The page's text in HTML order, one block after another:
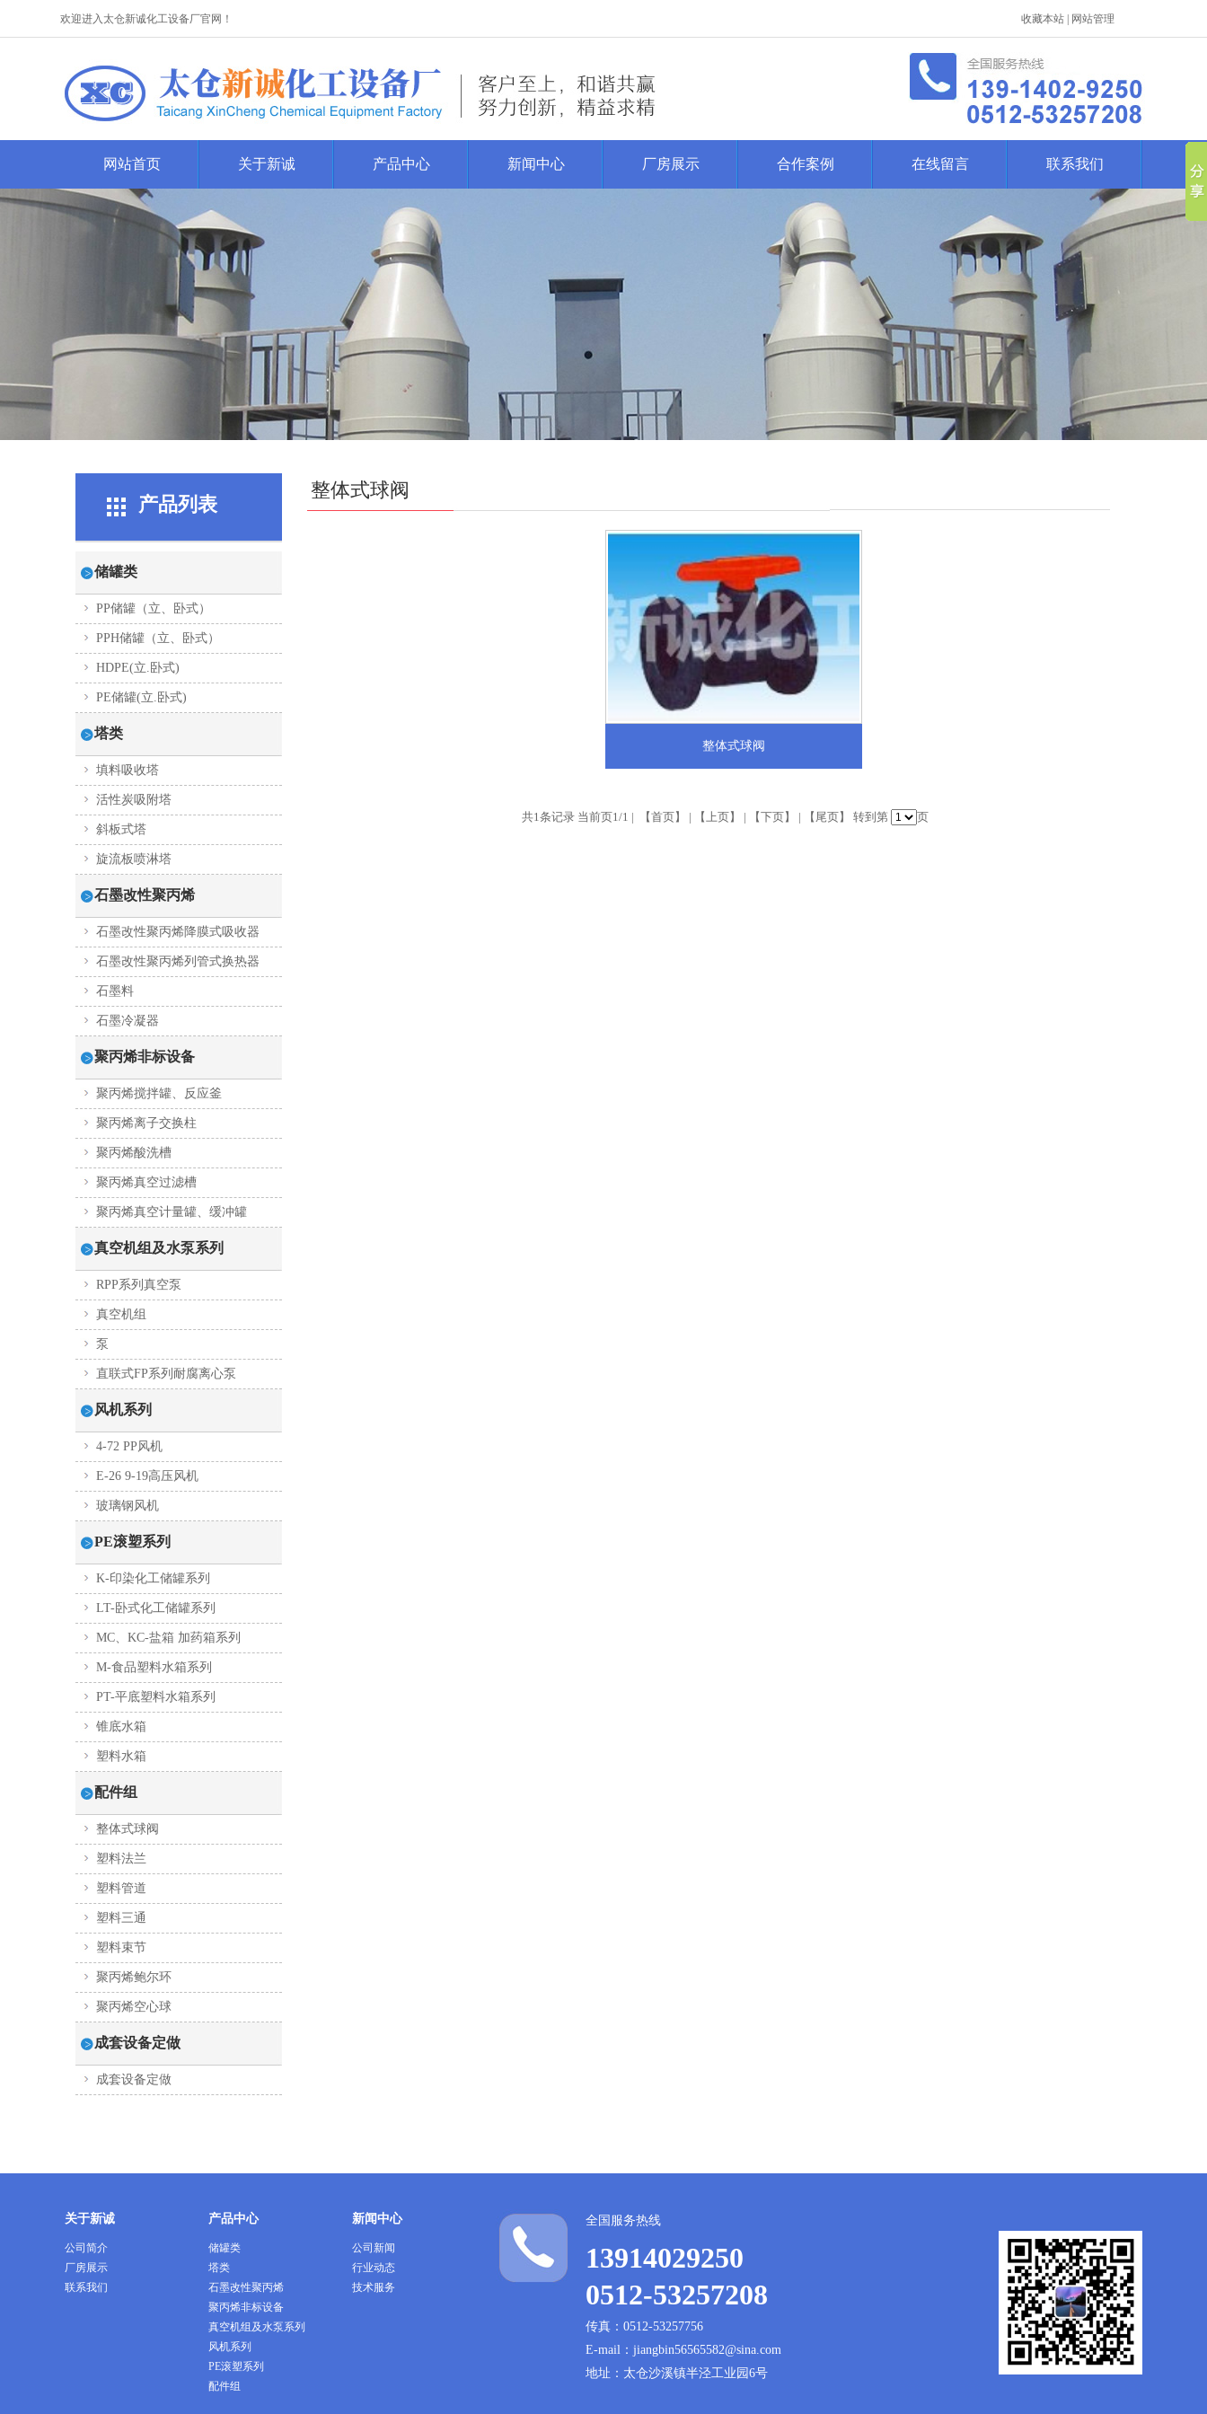
欢迎进入太仓新诚化工设备厂官网！ 收藏本站 网站管理
网站首页 关于新诚 产品中心 新闻中心 厂房展示 合作案例 在线留言 联系我们
产品列表
储罐类
PP储罐（立、卧式）
PPH储罐（立、卧式）
HDPE(立.卧式)
PE储罐(立.卧式)
塔类
填料吸收塔
活性炭吸附塔
斜板式塔
旋流板喷淋塔
石墨改性聚丙烯
石墨改性聚丙烯降膜式吸收器
石墨改性聚丙烯列管式换热器
石墨料
石墨冷凝器
聚丙烯非标设备
聚丙烯搅拌罐、反应釜
聚丙烯离子交换柱
聚丙烯酸洗槽
聚丙烯真空过滤槽
聚丙烯真空计量罐、缓冲罐
真空机组及水泵系列
RPP系列真空泵
真空机组
泵
直联式FP系列耐腐离心泵
风机系列
4-72 PP风机
E-26 9-19高压风机
玻璃钢风机
PE滚塑系列
K-印染化工储罐系列
LT-卧式化工储罐系列
MC、KC-盐箱 加药箱系列
M-食品塑料水箱系列
PT-平底塑料水箱系列
锥底水箱
塑料水箱
配件组
整体式球阀
塑料法兰
塑料管道
塑料三通
塑料束节
聚丙烯鲍尔环
聚丙烯空心球
成套设备定做
成套设备定做
整体式球阀
整体式球阀
共1条记录 当前页1/1 | 【首页】 | 【上页】 | 【下页】 | 【尾页】 转到第 页
关于新诚
公司简介
厂房展示
联系我们
产品中心
储罐类
塔类
石墨改性聚丙烯
聚丙烯非标设备
真空机组及水泵系列
风机系列
PE滚塑系列
配件组
新闻中心
公司新闻
行业动态
技术服务
全国服务热线
13914029250
0512-53257208
传真：0512-53257756
E-mail：jiangbin56565582@sina.com
地址：太仓沙溪镇半泾工业园6号